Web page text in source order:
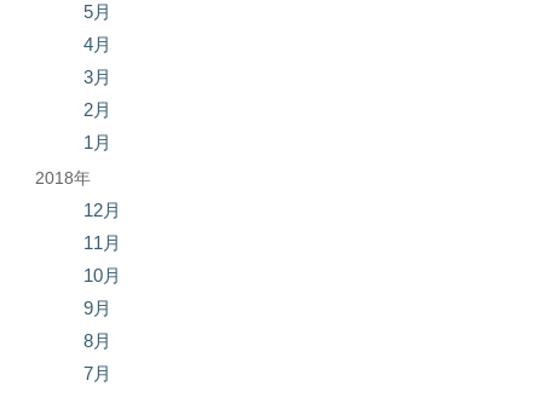
5月
4月
3月
2月
1月
2018年
12月
11月
10月
9月
8月
7月